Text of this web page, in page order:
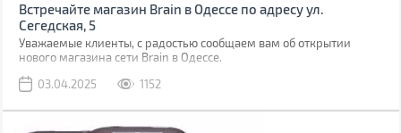
Встречайте магазин Brain в Одессе по адресу ул.
Сегедская, 5
Уважаемые клиенты, с радостью сообщаем вам об открытии
нового магазина сети Brain в Одессе.
03.04.2025
1152